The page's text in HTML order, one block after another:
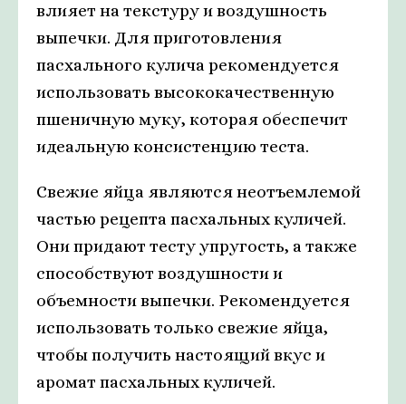
влияет на текстуру и воздушность
выпечки. Для приготовления
пасхального кулича рекомендуется
использовать высококачественную
пшеничную муку, которая обеспечит
идеальную консистенцию теста.
Свежие яйца являются неотъемлемой
частью рецепта пасхальных куличей.
Они придают тесту упругость, а также
способствуют воздушности и
объемности выпечки. Рекомендуется
использовать только свежие яйца,
чтобы получить настоящий вкус и
аромат пасхальных куличей.